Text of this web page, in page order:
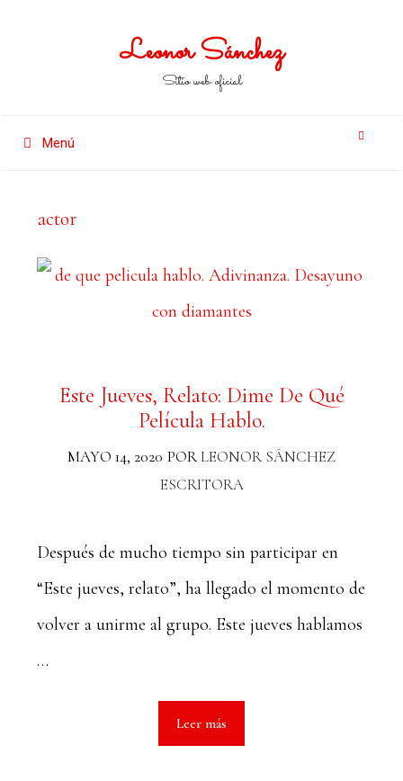
Leonor Sánchez
Sitio web oficial
Menú
actor
Este Jueves, Relato: Dime De Qué
Película Hablo.
MAYO 14, 2020 PORLEONOR SÁNCHEZ
ESCRITORA
Después de mucho tiempo sin participar en
“Este jueves, relato”, ha llegado el momento de
volver a unirme al grupo. Este jueves hablamos
…
Leer más